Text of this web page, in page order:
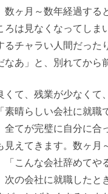
数ヶ月～数年経過す
ろは見なくなってしま
るチャラい人間だった
なあ」と、別れてから
くて、残業が少なくて
素晴らしい会社に就職
全てが完璧に自分に合
見えてきます。数ヶ月
「こんな会社辞めてや
次の会社に就職したと